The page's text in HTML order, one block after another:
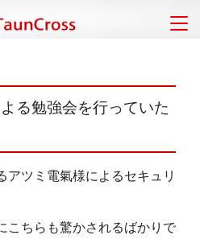
る勉強会を行っていた
アツミ電氣様によるセキュリ
こちらも驚かされるばかりで